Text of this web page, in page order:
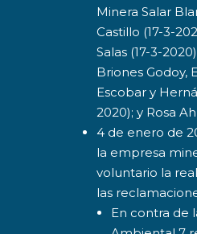
Minera Salar
Castillo (17-3-
Salas (17-3-
Briones Godoy,
Escobar y
2020); y Rosa
4 de enero de
la empresa
voluntario la
las
En contra de